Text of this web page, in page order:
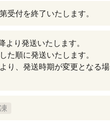
受付を終了いたします。
より発送いたします。
た順に発送いたします。
り、発送時期が変更となる場